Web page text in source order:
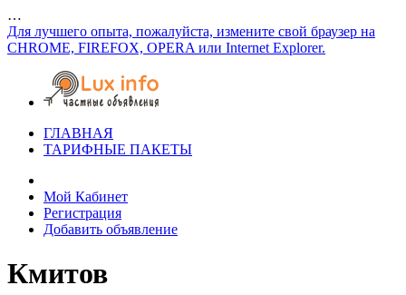
…
Для лучшего опыта, пожалуйста, измените свой браузер на
CHROME, FIREFOX, OPERA или Internet Explorer.
ГЛАВНАЯ
ТАРИФНЫЕ ПАКЕТЫ
Мой Кабинет
Регистрация
Добавить объявление
Кмитов